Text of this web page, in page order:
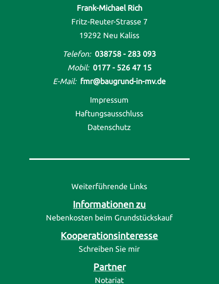
Frank-Michael Rich
Fritz-Reuter-Strasse 7
19292 Neu Kaliss
Telefon: 038758 - 283 093
Mobil: 0177 - 526 47 15
E-Mail: fmr@baugrund-in-mv.de
Impressum
Haftungsausschluss
Datenschutz
Weiterführende Links
Informationen zu
Nebenkosten beim Grundstückskauf
Kooperationsinteresse
Schreiben Sie mir
Partner
Notariat